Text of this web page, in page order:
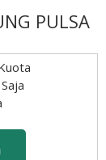
PULSA